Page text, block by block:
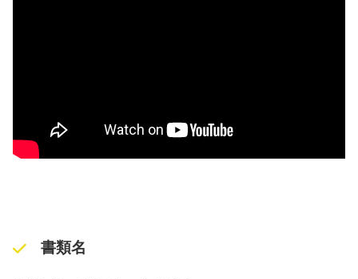
書類名